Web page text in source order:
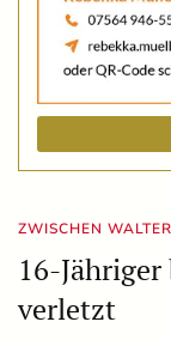
ZWISCHEN
16-
verletzt